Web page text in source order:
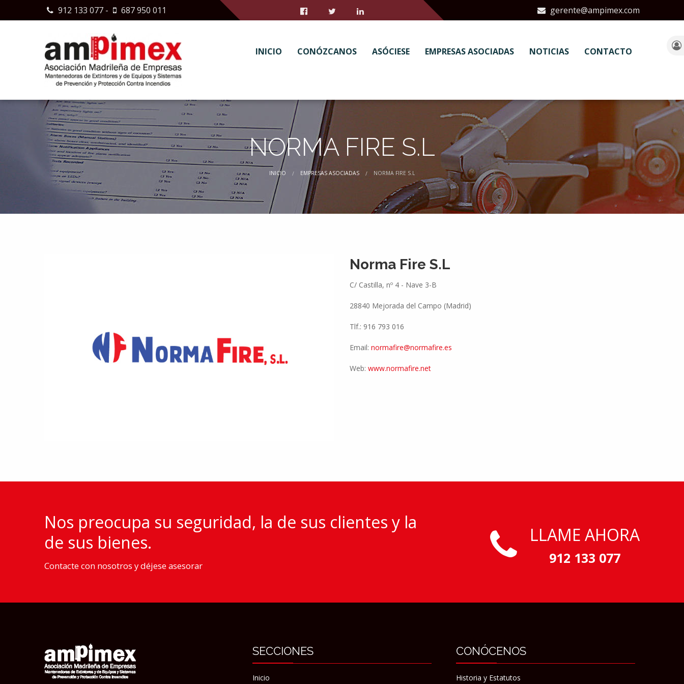
912 133 077 - 687 950 011 gerente@ampimex.com
INICIO CONÓZCANOS ASÓCIESE EMPRESAS ASOCIADAS NOTICIAS CONTACTO
NORMA FIRE S.L
INICIO EMPRESAS ASOCIADAS NORMA FIRE S.L
Norma Fire S.L
C/ Castilla, nº 4 - Nave 3-B
28840 Mejorada del Campo (Madrid)
Tlf.: 916 793 016
Email: normafire@normafire.es
Web: www.normafire.net
Nos preocupa su seguridad, la de sus clientes y la
de sus bienes.
Contacte con nosotros y déjese asesorar
LLAME AHORA
912 133 077
SECCIONES
Inicio
CONÓCENOS
Historia y Estatutos